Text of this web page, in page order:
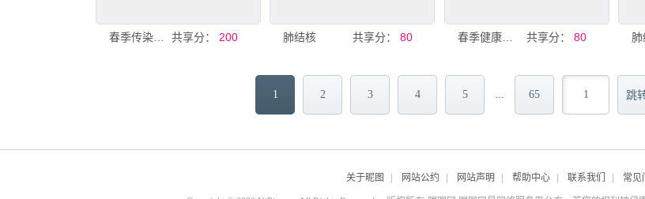
春季传染病预防知识宣传 共享分： 200 肺结核 共享分： 80 春季健康教育 共享分：80
1 2 3 4 5 … 65
关于昵图 | 网站公约 | 网站声明 | 帮助中心 | 联系我们 | 常见